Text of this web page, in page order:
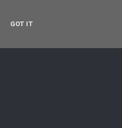
GOT IT